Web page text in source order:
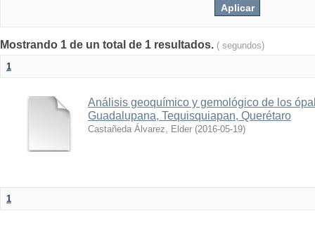
Mostrando 1 de un total de 1 resultados. ( segundos)
1
Análisis geoquímico y gemológico de los
Guadalupana, Tequisquiapan, Querétaro
Castañeda Álvarez, Elder (2016-05-19)
1